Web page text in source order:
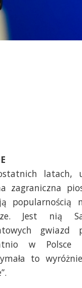
latach,
zagraniczna
popularnością
Jest nią
gwiazd
w Polsce
to